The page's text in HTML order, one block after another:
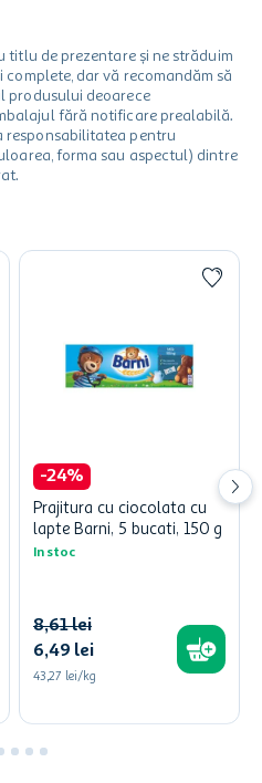
titlu de prezentare și ne străduim
dar vă recomandăm să
produsului deoarece
fără notificare prealabilă.
responsabilitatea pentru
forma sau aspectul) dintre
-24%
Prajitura cu ciocolata cu
lapte Barni, 5 bucati, 150 g
In stoc
6,49 lei
8,61lei
43,27 lei/kg